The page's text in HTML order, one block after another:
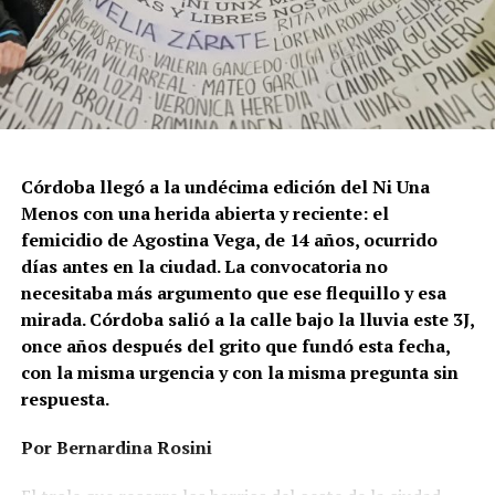
Córdoba llegó a la undécima edición del Ni Una
Menos con una herida abierta y reciente: el
femicidio de Agostina Vega, de 14 años, ocurrido
días antes en la ciudad. La convocatoria no
necesitaba más argumento que ese flequillo y esa
mirada. Córdoba salió a la calle bajo la lluvia este 3J,
once años después del grito que fundó esta fecha,
con la misma urgencia y con la misma pregunta sin
respuesta.
Por Bernardina Rosini